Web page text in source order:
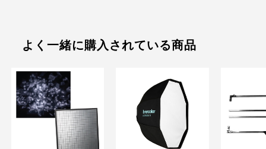
よく一緒に購入されている商品